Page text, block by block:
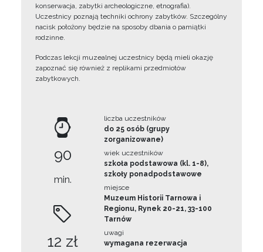
konserwacja, zabytki archeologiczne, etnografia).
Uczestnicy poznają techniki ochrony zabytków. Szczególny
nacisk położony będzie na sposoby dbania o pamiątki
rodzinne.
Podczas lekcji muzealnej uczestnicy będą mieli okazję
zapoznać się również z replikami przedmiotów
zabytkowych.
90
min.
12 zł
liczba uczestników
do 25 osób (grupy
zorganizowane)
wiek uczestników
szkoła podstawowa (kl. 1-8),
szkoły ponadpodstawowe
miejsce
Muzeum Historii Tarnowa i
Regionu, Rynek 20-21, 33-100
Tarnów
uwagi
wymagana rezerwacja